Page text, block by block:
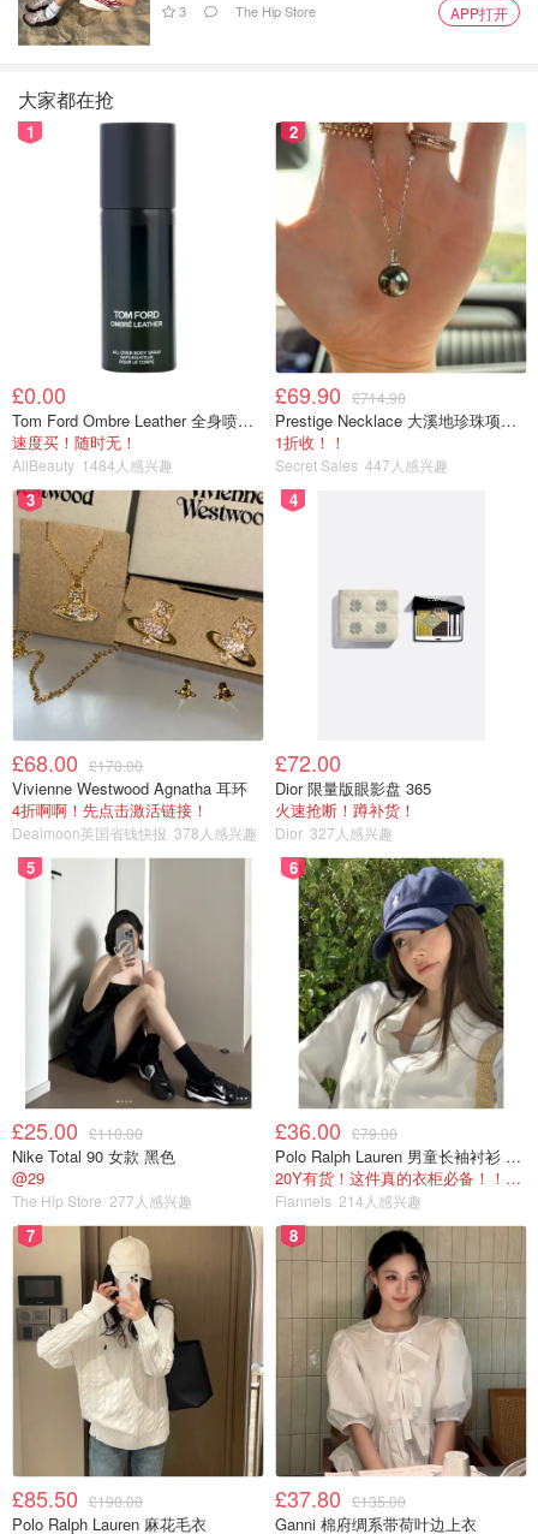
3 The Hip Store APP打开
大家都在抢
1
£0.00
Tom Ford Ombre Leather 全身喷雾 150ml
速度买！随时无！
AllBeauty 1484人感兴趣
2
£69.90 £714.90
Prestige Necklace 大溪地珍珠项链 10-11mm
1折收！！
Secret Sales 447人感兴趣
3
£68.00 £170.00
Vivienne Westwood Agnatha 耳环
4折啊啊！先点击激活链接！
Dealmoon英国省钱快报 378人感兴趣
4
£72.00
Dior 限量版眼影盘 365
火速抢断！蹲补货！
Dior 327人感兴趣
5
£25.00 £110.00
Nike Total 90 女款 黑色
@29
The Hip Store 277人感兴趣
6
£36.00 £79.00
Polo Ralph Lauren 男童长袖衬衫 Oxford
20Y有货！这件真的衣柜必备！！@蜜子不爱吃
Flannels 214人感兴趣
7
£85.50 £190.00
Polo Ralph Lauren 麻花毛衣
8
£37.80 £135.00
Ganni 棉府绸系带荷叶边上衣